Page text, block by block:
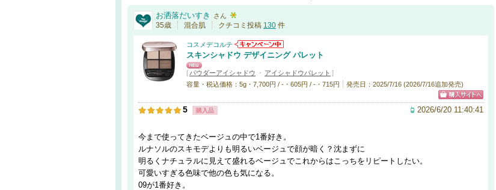
お洒落だいすき さん
35歳 混合肌 クチコミ投稿 130 件
コスメデコルテ
スキンシャドウ デザイニング パレット
[ パウダーアイシャドウ ・ アイシャドウパレット ]
容量・税込価格：5g・7,700円 / -・605円 / -・715円
発売日：2025/7/16 (2026/7/16追加発売)
5 購入品 2026/6/20 11:40:41
今まで使ってきたベージュの中で1番好き。
ルナソルのスキモデよりも明るいベージュで顔が暗く？沈まずに
明るくナチュラルに見えて盛れるベージュでこれからはこっちをリピートしたい。
可愛いすぎる色味で他の色も気になる。
09が1番好き。